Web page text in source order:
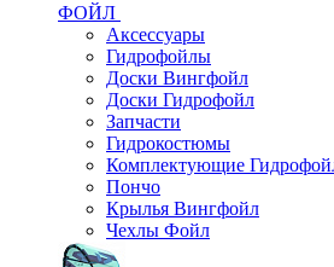
ФОЙЛ
Аксессуары
Гидрофойлы
Доски Вингфойл
Доски Гидрофойл
Запчасти
Гидрокостюмы
Комплектующие
Пончо
Крылья Вингфойл
Чехлы Фойл